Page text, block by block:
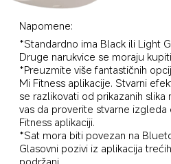
Napomene:
*Standardno ima Black ili Light
Druge narukvice se moraju
*Preuzmite više fantastičnih
Mi Fitness aplikacije. Stvarni
se razlikovati od prikazanih slika
vas da proverite stvarne
Fitness aplikaciji.
*Sat mora biti povezan na
Glasovni pozivi iz aplikacija
podržani.